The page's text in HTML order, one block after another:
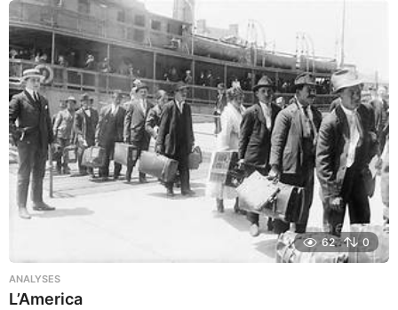
i
s
a
o
62 0
ANALYSES
L’America